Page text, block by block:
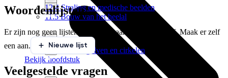
11.5 Bouw van het heelal
Bekijk hoofdstuk
12.4 Straling en medische beelden
12.5 Trillen, golven en cirkelen
Woordenlijsten
Er zijn nog geen lijsten gekoppeld aan deze paragraaf. Maak er zelf
een aan.
Nieuwe lijst
Veelgestelde vragen